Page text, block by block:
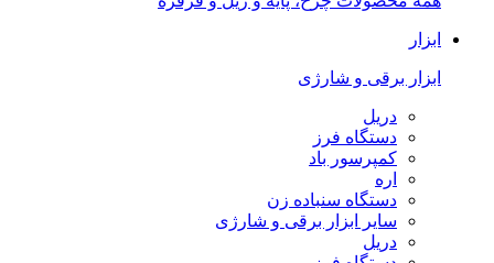
ابزار
ابزار برقی و شارژی
دریل
دستگاه فرز
کمپرسور باد
اره
دستگاه سنباده زن
سایر ابزار برقی و شارژی
دریل